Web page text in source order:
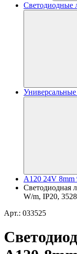
Светодиодные
A120 24V 8mm
Светодиодная
W/m, IP20,
Арт.: 033525